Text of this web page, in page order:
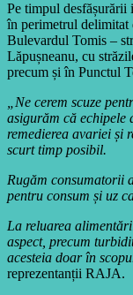
Pe timpul desfășurării
în perimetrul
Bulevardul Tomis –
Lăpușneanu, cu
precum și în Punctul
„Ne cerem scuze
asigurăm că echipele
remedierea avariei și
scurt timp posibil.
Rugăm consumatorii
pentru consum și uz
La reluarea
aspect, precum
acesteia doar în
reprezentanții RAJA.